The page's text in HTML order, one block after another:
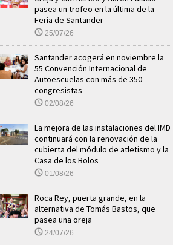
pasea un trofeo en la última de la
Feria de Santander
25/07/26
Santander acogerá en noviembre la
55 Convención Internacional de
Autoescuelas con más de 350
congresistas
02/08/26
La mejora de las instalaciones del IMD
continuará con la renovación de la
cubierta del módulo de atletismo y la
Casa de los Bolos
01/08/26
Roca Rey, puerta grande, en la
alternativa de Tomás Bastos, que
pasea una oreja
24/07/26